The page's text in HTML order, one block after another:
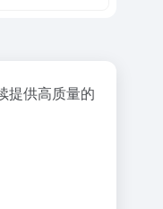
提供高质量的